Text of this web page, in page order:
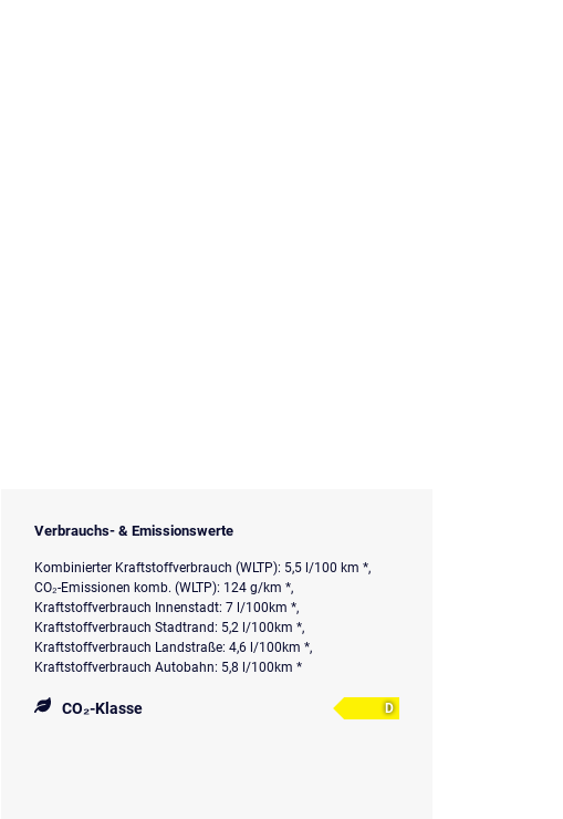
Verbrauchs- & Emissionswerte
Kombinierter Kraftstoffverbrauch (WLTP): 5,5 l/100 km *,
CO₂-Emissionen komb. (WLTP): 124 g/km *,
Kraftstoffverbrauch Innenstadt: 7 l/100km *,
Kraftstoffverbrauch Stadtrand: 5,2 l/100km *,
Kraftstoffverbrauch Landstraße: 4,6 l/100km *,
Kraftstoffverbrauch Autobahn: 5,8 l/100km *
CO₂-Klasse D